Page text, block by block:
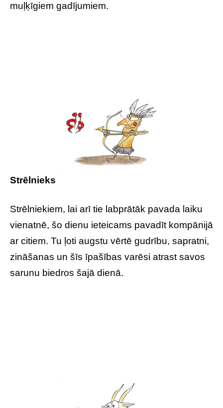
muļķīgiem gadījumiem.
Strēlnieks
Strēlniekiem, lai arī tie labprātāk pavada laiku
vienatnē, šo dienu ieteicams pavadīt kompānijā
ar citiem. Tu ļoti augstu vērtē gudrību, sapratni,
zināšanas un šīs īpašības varēsi atrast savos
sarunu biedros šajā dienā.